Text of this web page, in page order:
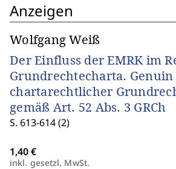
Anzeigen
Wolfgang Weiß
Der Einfluss der EMRK im
Grundrechtecharta. Genuin
chartarechtlicher
gemäß Art. 52 Abs. 3 GRCh
S. 613-614 (2)
inkl. gesetzl. MwSt.